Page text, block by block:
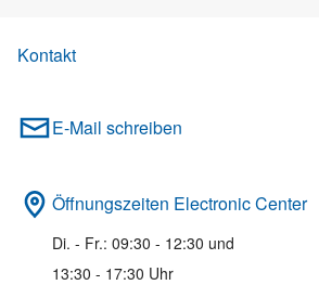
Kontakt
E-Mail schreiben
Öffnungszeiten Electronic Center
Di. - Fr.: 09:30 - 12:30 und
13:30 - 17:30 Uhr